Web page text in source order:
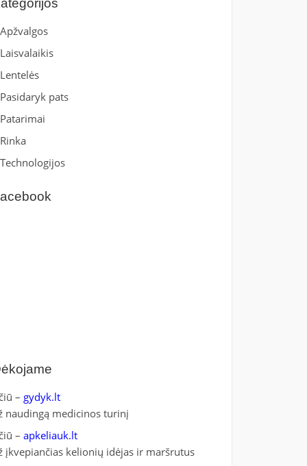
Apžvalgos
Laisvalaikis
Lentelės
Pasidaryk pats
Patarimai
Rinka
Technologijos
– gydyk.lt
naudingą medicinos turinį
– apkeliauk.lt
įkvepiančias kelionių idėjas ir maršrutus